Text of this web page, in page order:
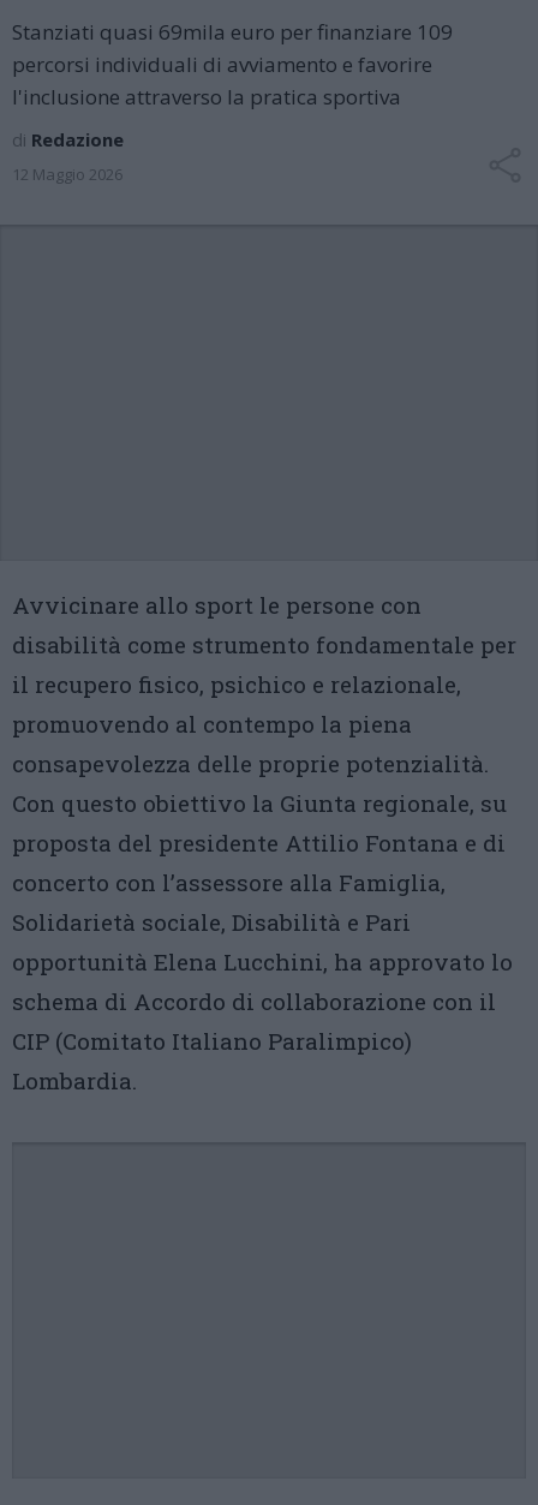
Stanziati quasi 69mila euro per finanziare 109
percorsi individuali di avviamento e favorire
l'inclusione attraverso la pratica sportiva
di Redazione
12 Maggio 2026
Avvicinare allo sport le persone con
disabilità come strumento fondamentale per
il recupero fisico, psichico e relazionale,
promuovendo al contempo la piena
consapevolezza delle proprie potenzialità.
Con questo obiettivo la Giunta regionale, su
proposta del presidente Attilio Fontana e di
concerto con l’assessore alla Famiglia,
Solidarietà sociale, Disabilità e Pari
opportunità Elena Lucchini, ha approvato lo
schema di Accordo di collaborazione con il
CIP (Comitato Italiano Paralimpico)
Lombardia.